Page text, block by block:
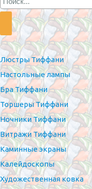
Люстры Тиффани
Настольные лампы
Бра Тиффани
Торшеры Тиффани
Ночники Тиффани
Витражи Тиффани
Каминные экраны
Калейдоскопы
Художественная ковка